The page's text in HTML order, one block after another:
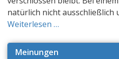
natürlich nicht ausschließlich
Weiterlesen …
Meinungen